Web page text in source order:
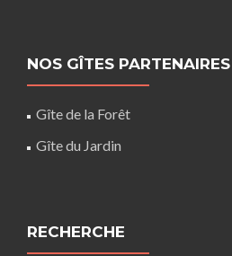
NOS GÎTES PARTENAIRES
Gîte de la Forêt
Gîte du Jardin
RECHERCHE